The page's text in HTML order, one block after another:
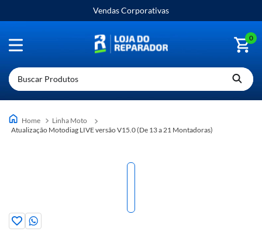
Vendas Corporativas
0
Buscar Produtos
Linha Moto
Atualização Motodiag LIVE versão V15.0 (De 13 a 21 Montadoras)